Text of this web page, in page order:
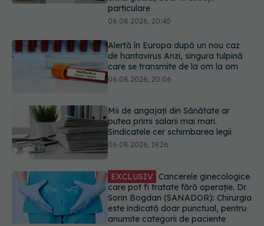
06.08.2026, 20:45
de hantavirus Anzi, singura tulpină
care se transmite de la om la om
06.08.2026, 20:06
putea primi salarii mai mari.
Sindicatele cer schimbarea legii
06.08.2026, 19:26
care pot fi tratate fără operație. Dr.
Sorin Bogdan (SANADOR): Chirurgia
este indicată doar punctual, pentru
anumite categorii de paciente
06.08.2026, 19:05